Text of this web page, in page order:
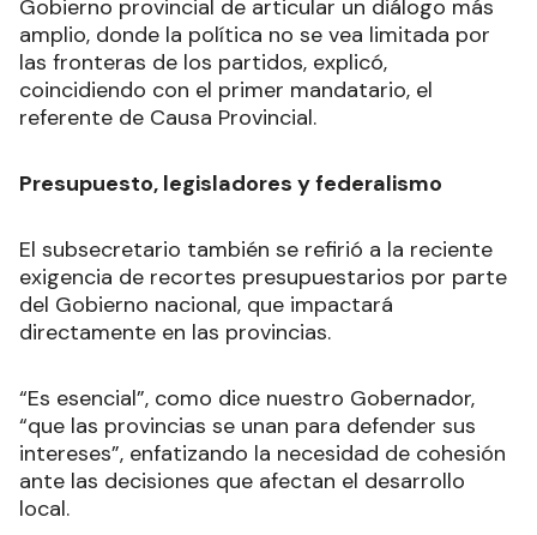
Gobierno provincial de articular un diálogo más
amplio, donde la política no se vea limitada por
las fronteras de los partidos, explicó,
coincidiendo con el primer mandatario, el
referente de Causa Provincial.
Presupuesto, legisladores y federalismo
El subsecretario también se refirió a la reciente
exigencia de recortes presupuestarios por parte
del Gobierno nacional, que impactará
directamente en las provincias.
“Es esencial”, como dice nuestro Gobernador,
“que las provincias se unan para defender sus
intereses”, enfatizando la necesidad de cohesión
ante las decisiones que afectan el desarrollo
local.